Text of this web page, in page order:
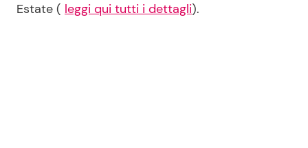
Estate ( leggi qui tutti i dettagli).